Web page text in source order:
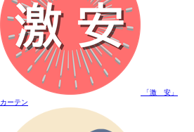
「激 安」
カーテン